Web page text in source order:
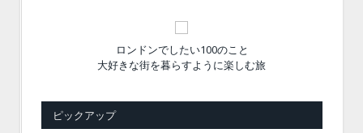
ロンドンでしたい100のこと
大好きな街を暮らすように楽しむ旅
ピックアップ